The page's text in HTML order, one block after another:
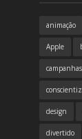
animação
Apple
campanhas
design
divertido